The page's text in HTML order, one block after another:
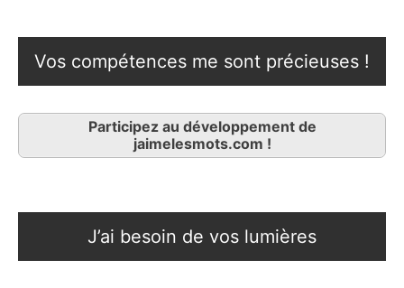
Vos compétences me sont précieuses !
Participez au développement de
jaimelesmots.com !
J’ai besoin de vos lumières